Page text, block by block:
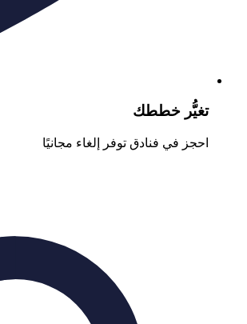
تغيُّر خططك
احجز في فنادق توفر إلغاء مجانيًا